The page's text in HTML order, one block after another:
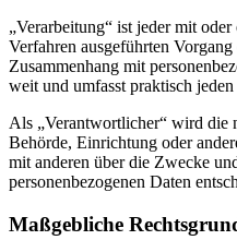
„Verarbeitung“ ist jeder mit
Verfahren ausgeführten
Zusammenhang mit
weit und umfasst praktisch
Als „Verantwortlicher“ wird die
Behörde, Einrichtung oder
mit anderen über die Zwecke
personenbezogenen Daten
Maßgebliche